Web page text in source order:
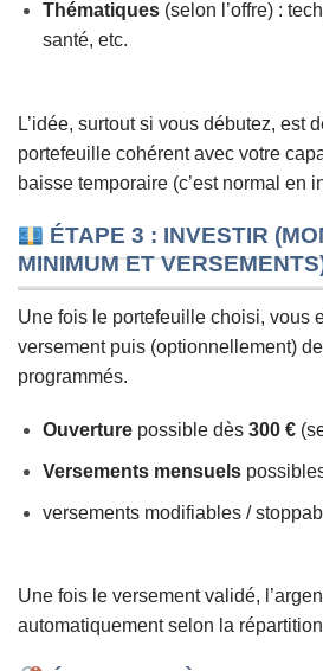
Thématiques(selon l’offre) :
santé, etc.
L’idée, surtout si vous débutez, est
portefeuille cohérent avec votre
baisse temporaire (c’est normal en
ÉTAPE 3 : INVESTIR
MINIMUM ET
Une fois le portefeuille choisi, vous
versement puis (optionnellement)
programmés.
Ouverturepossible dès 300 €
Versements mensuels
versements modifiables /
Une fois le versement validé,
automatiquement selon la